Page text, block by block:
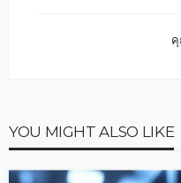
YOU MIGHT ALSO LIKE